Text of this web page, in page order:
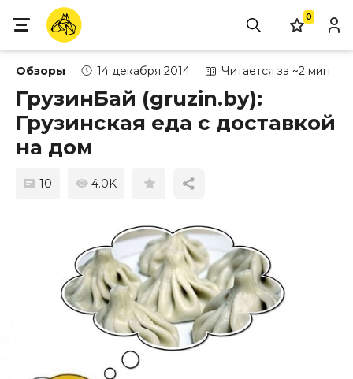
0
Обзоры 14 декабря 2014 Читается за ~2 мин
ГрузинБай (gruzin.by):
Грузинская еда с доставкой
на дом
10 4.0K